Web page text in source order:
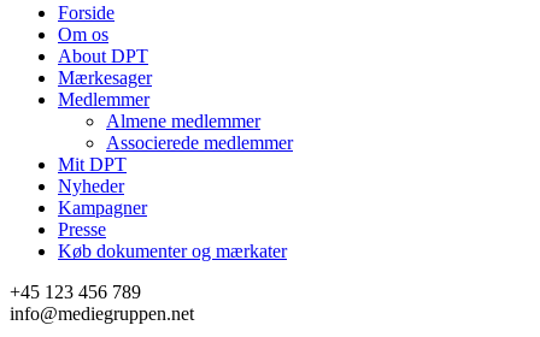
Forside
Om os
About DPT
Mærkesager
Medlemmer
Almene medlemmer
Associerede medlemmer
Mit DPT
Nyheder
Kampagner
Presse
Køb dokumenter og mærkater
+45 123 456 789
info@mediegruppen.net